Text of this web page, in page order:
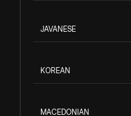
JAVANESE
KOREAN
MACEDONIAN